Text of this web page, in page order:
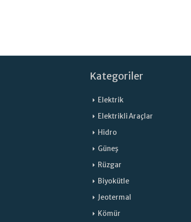
Kategoriler
Elektrik
Elektrikli Araçlar
Hidro
Güneş
Rüzgar
Biyokütle
Jeotermal
Kömür